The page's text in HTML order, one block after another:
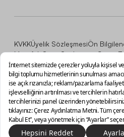
KVKKÜyelik SözleşmesiÖn
Mesafeli Satış SözleşmesiÇerez
Copyright © 2026, İNCİ MOBİLYA
VE SANAYİ A.Ş.